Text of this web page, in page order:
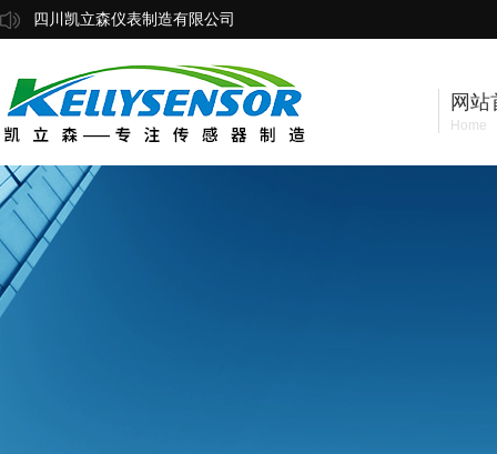
四川凯立森仪表制造有限公司
网站
Home